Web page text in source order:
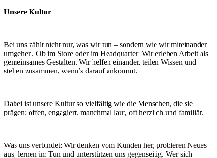
Unsere Kultur
Bei uns zählt nicht nur, was wir tun – sondern wie wir miteinander
umgehen. Ob im Store oder im Headquarter: Wir erleben Arbeit als
gemeinsames Gestalten. Wir helfen einander, teilen Wissen und
stehen zusammen, wenn’s darauf ankommt.
Dabei ist unsere Kultur so vielfältig wie die Menschen, die sie
prägen: offen, engagiert, manchmal laut, oft herzlich und familiär.
Was uns verbindet: Wir denken vom Kunden her, probieren Neues
aus, lernen im Tun und unterstützen uns gegenseitig. Wer sich